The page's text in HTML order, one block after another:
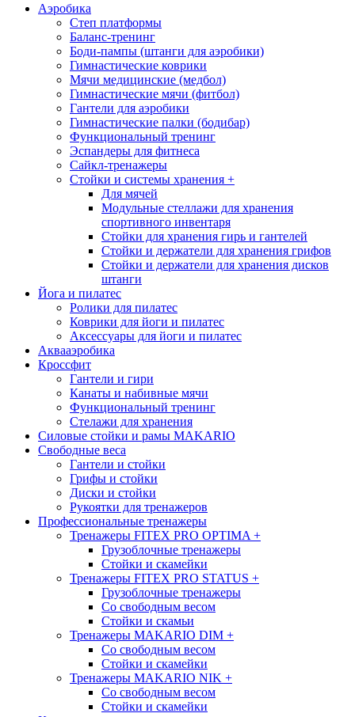
Аэробика
Степ платформы
Баланс-тренинг
Боди-пампы (штанги для аэробики)
Гимнастические коврики
Мячи медицинские (медбол)
Гимнастические мячи (фитбол)
Гантели для аэробики
Гимнастические палки (бодибар)
Функциональный тренинг
Эспандеры для фитнеса
Сайкл-тренажеры
Стойки и системы хранения +
Для мячей
Модульные стеллажи для хранения
спортивного инвентаря
Стойки для хранения гирь и гантелей
Стойки и держатели для хранения грифов
Стойки и держатели для хранения дисков
штанги
Йога и пилатес
Ролики для пилатес
Коврики для йоги и пилатес
Аксессуары для йоги и пилатес
Аквааэробика
Кроссфит
Гантели и гири
Канаты и набивные мячи
Функциональный тренинг
Стелажи для хранения
Силовые стойки и рамы MAKARIO
Свободные веса
Гантели и стойки
Грифы и стойки
Диски и стойки
Рукоятки для тренажеров
Профессиональные тренажеры
Тренажеры FITEX PRO OPTIMA +
Грузоблочные тренажеры
Стойки и скамейки
Тренажеры FITEX PRO STATUS +
Грузоблочные тренажеры
Со свободным весом
Стойки и скамьи
Тренажеры MAKARIO DIM +
Со свободным весом
Стойки и скамейки
Тренажеры MAKARIO NIK +
Со свободным весом
Стойки и скамейки